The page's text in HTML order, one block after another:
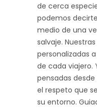
de cerca
podemos
medio de una
salvaje.
personalizadas
de cada viajero.
pensadas
el respeto que
su entorno.